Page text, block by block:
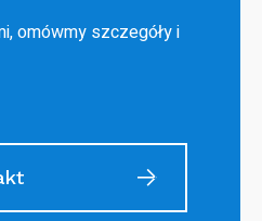
omówmy szczegóły i